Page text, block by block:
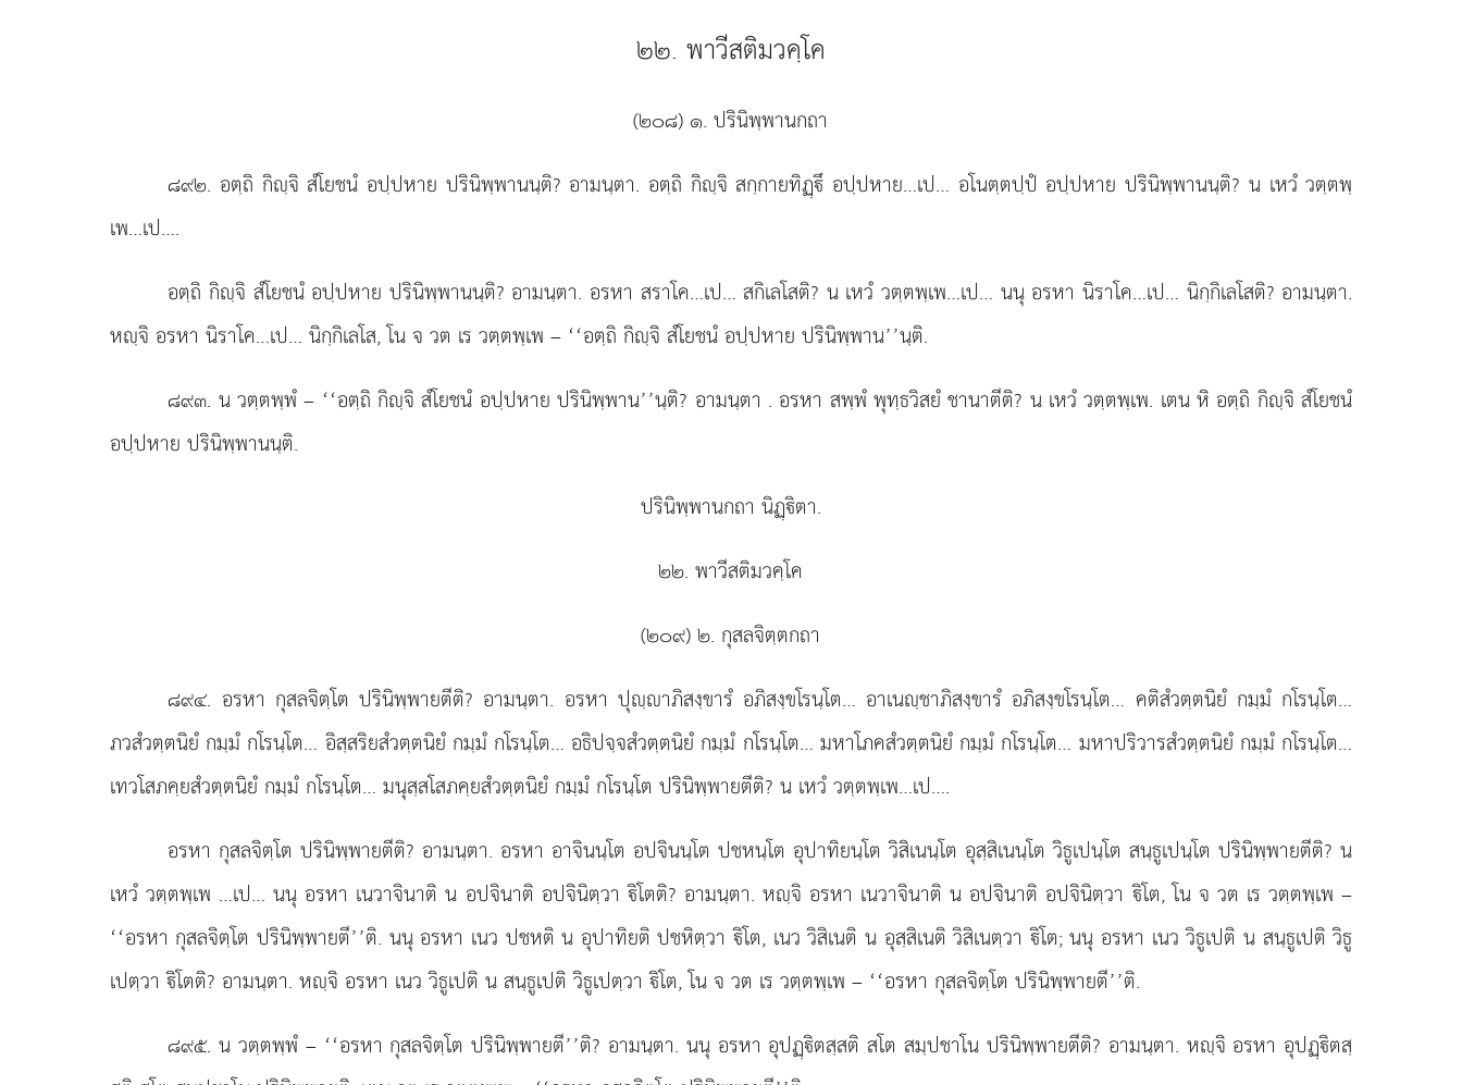
๒๒. พาวีสติมวคฺโค
(๒๐๘) ๑. ปรินิพฺพานกถา
๘๙๒. อตฺถิ กิฺจิ สํโยชนํ อปฺปหาย ปรินิพฺพานนฺติ? อามนฺตา. อตฺถิ กิฺจิ สกฺกายทิฏฺึ อปฺปหาย…เป… อโนตฺตปฺปํ อปฺปหาย ปรินิพฺพานนฺติ? น เหวํ วตฺตพฺ
เพ…เป….
อตฺถิ กิฺจิ สํโยชนํ อปฺปหาย ปรินิพฺพานนฺติ? อามนฺตา. อรหา สราโค…เป… สกิเลโสติ? น เหวํ วตฺตพฺเพ…เป… นนุ อรหา นิราโค…เป… นิกฺกิเลโสติ? อามนฺตา.
หฺจิ อรหา นิราโค…เป… นิกฺกิเลโส, โน จ วต เร วตฺตพฺเพ – ‘‘อตฺถิ กิฺจิ สํโยชนํ อปฺปหาย ปรินิพฺพาน’’นฺติ.
๘๙๓. น วตฺตพฺพํ – ‘‘อตฺถิ กิฺจิ สํโยชนํ อปฺปหาย ปรินิพฺพาน’’นฺติ? อามนฺตา . อรหา สพฺพํ พุทฺธวิสยํ ชานาตีติ? น เหวํ วตฺตพฺเพ. เตน หิ อตฺถิ กิฺจิ สํโยชนํ
อปฺปหาย ปรินิพฺพานนฺติ.
ปรินิพฺพานกถา นิฏฺิตา.
๒๒. พาวีสติมวคฺโค
(๒๐๙) ๒. กุสลจิตฺตกถา
๘๙๔. อรหา กุสลจิตฺโต ปรินิพฺพายตีติ? อามนฺตา. อรหา ปุฺาภิสงฺขารํ อภิสงฺขโรนฺโต… อาเนฺชาภิสงฺขารํ อภิสงฺขโรนฺโต… คติสํวตฺตนิยํ กมฺมํ กโรนฺโต…
ภวสํวตฺตนิยํ กมฺมํ กโรนฺโต… อิสฺสริยสํวตฺตนิยํ กมฺมํ กโรนฺโต… อธิปจฺจสํวตฺตนิยํ กมฺมํ กโรนฺโต… มหาโภคสํวตฺตนิยํ กมฺมํ กโรนฺโต… มหาปริวารสํวตฺตนิยํ กมฺมํ กโรนฺโต…
เทวโสภคฺยสํวตฺตนิยํ กมฺมํ กโรนฺโต… มนุสฺสโสภคฺยสํวตฺตนิยํ กมฺมํ กโรนฺโต ปรินิพฺพายตีติ? น เหวํ วตฺตพฺเพ…เป….
อรหา กุสลจิตฺโต ปรินิพฺพายตีติ? อามนฺตา. อรหา อาจินนฺโต อปจินนฺโต ปชหนฺโต อุปาทิยนฺโต วิสิเนนฺโต อุสฺสิเนนฺโต วิธูเปนฺโต สนฺธูเปนฺโต ปรินิพฺพายตีติ? น
เหวํ วตฺตพฺเพ …เป… นนุ อรหา เนวาจินาติ น อปจินาติ อปจินิตฺวา ิโตติ? อามนฺตา. หฺจิ อรหา เนวาจินาติ น อปจินาติ อปจินิตฺวา ิโต, โน จ วต เร วตฺตพฺเพ –
‘‘อรหา กุสลจิตฺโต ปรินิพฺพายตี’’ติ. นนุ อรหา เนว ปชหติ น อุปาทิยติ ปชหิตฺวา ิโต, เนว วิสิเนติ น อุสฺสิเนติ วิสิเนตฺวา ิโต; นนุ อรหา เนว วิธูเปติ น สนฺธูเปติ วิธู
เปตฺวา ิโตติ? อามนฺตา. หฺจิ อรหา เนว วิธูเปติ น สนฺธูเปติ วิธูเปตฺวา ิโต, โน จ วต เร วตฺตพฺเพ – ‘‘อรหา กุสลจิตฺโต ปรินิพฺพายตี’’ติ.
๘๙๕. น วตฺตพฺพํ – ‘‘อรหา กุสลจิตฺโต ปรินิพฺพายตี’’ติ? อามนฺตา. นนุ อรหา อุปฏฺิตสฺสติ สโต สมฺปชาโน ปรินิพฺพายตีติ? อามนฺตา. หฺจิ อรหา อุปฏฺิตสฺ